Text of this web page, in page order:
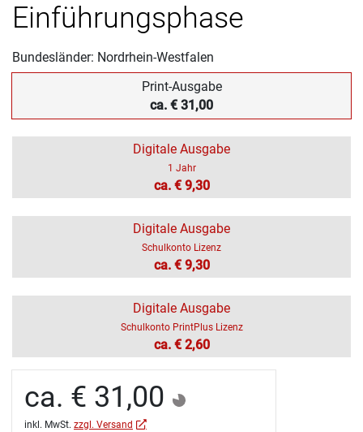
Einführungsphase
Bundesländer: Nordrhein-Westfalen
Print-Ausgabe
ca. € 31,00
Digitale Ausgabe
1 Jahr
ca. € 9,30
Digitale Ausgabe
Schulkonto Lizenz
ca. € 9,30
Digitale Ausgabe
Schulkonto PrintPlus Lizenz
ca. € 2,60
ca. € 31,00
inkl. MwSt. zzgl. Versand